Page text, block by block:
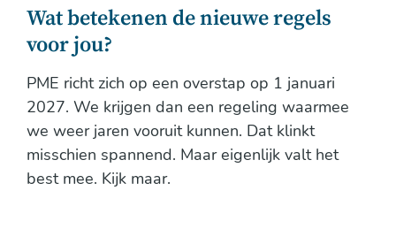
Wat betekenen de nieuwe regels
voor jou?
PME richt zich op een overstap op 1 januari
2027. We krijgen dan een regeling waarmee
we weer jaren vooruit kunnen. Dat klinkt
misschien spannend. Maar eigenlijk valt het
best mee. Kijk maar.